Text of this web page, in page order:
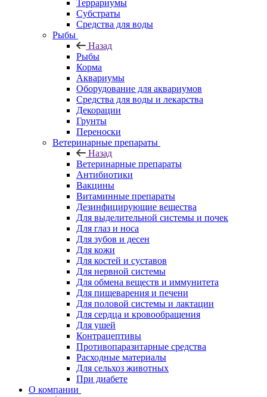
Террариумы
Субстраты
Средства для воды
Рыбы
Назад
Рыбы
Корма
Аквариумы
Оборудование для аквариумов
Средства для воды и лекарства
Декорации
Грунты
Переноски
Ветеринарные препараты
Назад
Ветеринарные препараты
Антибиотики
Вакцины
Витаминные препараты
Дезинфицирующие вещества
Для выделительной системы и почек
Для глаз и носа
Для зубов и десен
Для кожи
Для костей и суставов
Для нервной системы
Для обмена веществ и иммунитета
Для пищеварения и печени
Для половой системы и лактации
Для сердца и кровообращения
Для ушей
Контрацептивы
Противопаразитарные средства
Расходные материалы
Для сельхоз животных
При диабете
О компании